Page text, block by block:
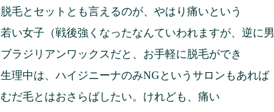
脱毛とセットとも言えるのが、やはり痛いという
若い女子（戦後強くなったなんていわれますが、逆に男
ブラジリアンワックスだと、お手軽に脱毛ができ
生理中は、ハイジニーナのみNGというサロンもあれば
むだ毛とはおさらばしたい。けれども、痛い